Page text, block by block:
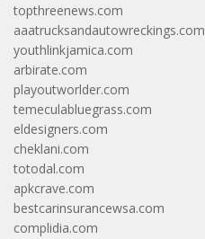
topthreenews.com
aaatrucksandautowreckings.com
youthlinkjamica.com
arbirate.com
playoutworlder.com
temeculabluegrass.com
eldesigners.com
cheklani.com
totodal.com
apkcrave.com
bestcarinsurancewsa.com
complidia.com